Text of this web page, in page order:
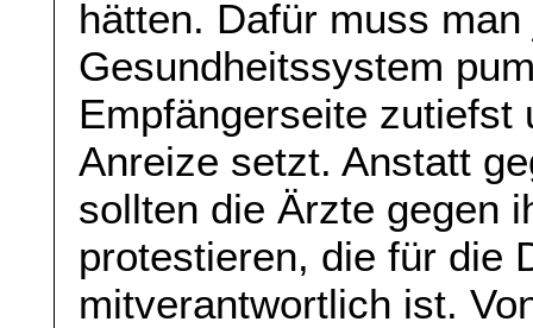
hätten. Dafür muss
Gesundheitssystem
Empfängerseite
Anreize setzt. Anstatt
sollten die Ärzte gegen
protestieren, die für die
mitverantwortlich ist.